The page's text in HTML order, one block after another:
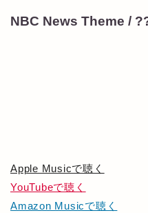
NBC News Theme /
Apple Musicで聴く
YouTubeで聴く
Amazon Musicで聴く